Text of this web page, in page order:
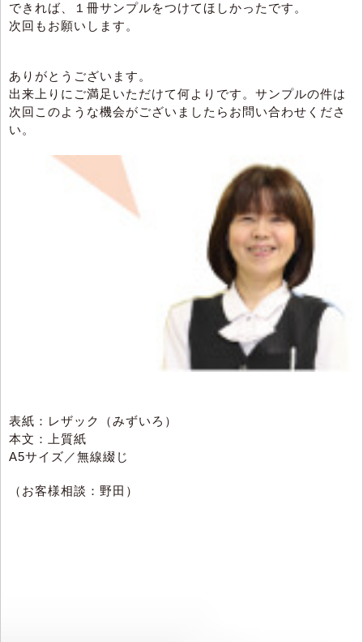
できれば、１冊サンプルをつけてほしかったです。
次回もお願いします。
ありがとうございます。
出来上りにご満足いただけて何よりです。サンプルの件は
次回このような機会がございましたらお問い合わせくださ
い。
表紙：レザック（みずいろ）
本文：上質紙
A5サイズ／無線綴じ
（お客様相談：野田）